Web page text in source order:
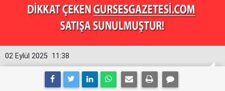
11:38
02 Eylül 2025